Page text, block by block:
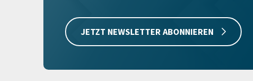
JETZT NEWSLETTER ABONNIEREN